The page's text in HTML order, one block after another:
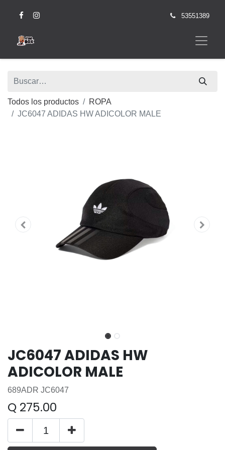
53551389
Todos los productos
ROPA
JC6047 ADIDAS HW ADICOLOR MALE
JC6047 ADIDAS HW
ADICOLOR MALE
689ADR JC6047
Q 275.00